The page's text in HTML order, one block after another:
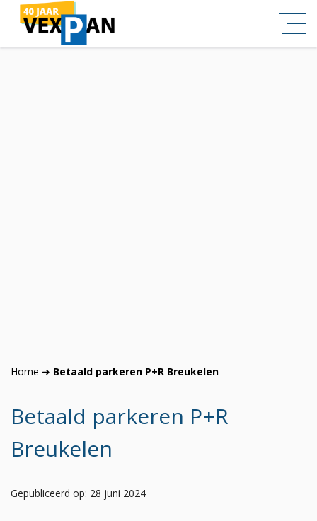
Home ➜ Betaald parkeren P+R Breukelen
Betaald parkeren P+R
Breukelen
Gepubliceerd op: 28 juni 2024